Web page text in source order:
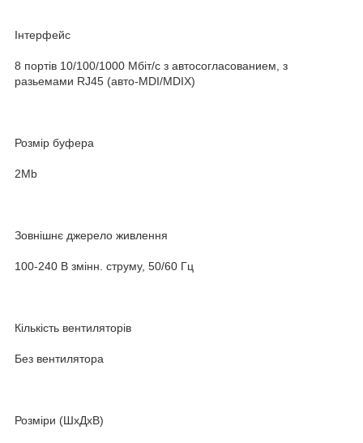
Інтерфейс
8 портів 10/100/1000 Мбіт/с з автосогласованием, з
разьемами RJ45 (авто-MDI/MDIX)
Розмір буфера
2Mb
Зовнішнє джерело живлення
100-240 В змінн. струму, 50/60 Гц
Кількість вентиляторів
Без вентилятора
Розміри (ШхДхВ)